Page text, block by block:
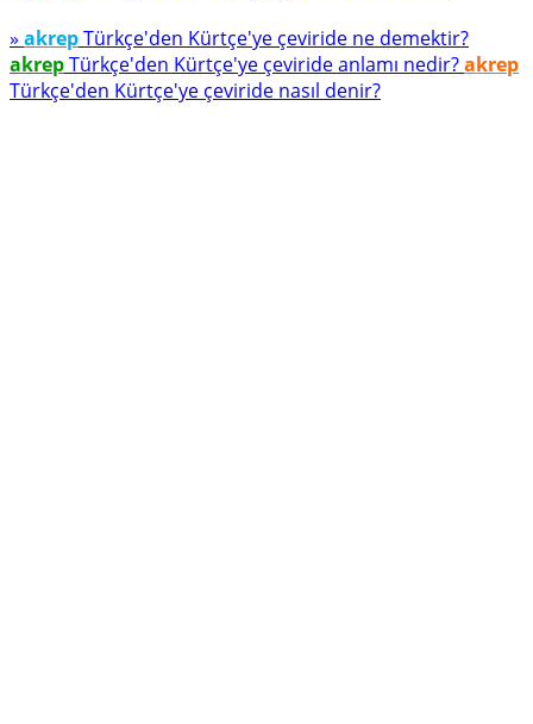
» akrepTürkçe'den Kürtçe'ye çeviride ne demektir?
akrepTürkçe'den Kürtçe'ye çeviride anlamı nedir?akrep
Türkçe'den Kürtçe'ye çeviride nasıl denir?